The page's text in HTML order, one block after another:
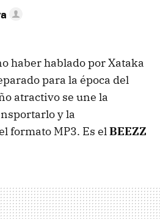
haber hablado por Xataka
para la época del
atractivo se une la
y la
formato MP3. Es elBEEZZ